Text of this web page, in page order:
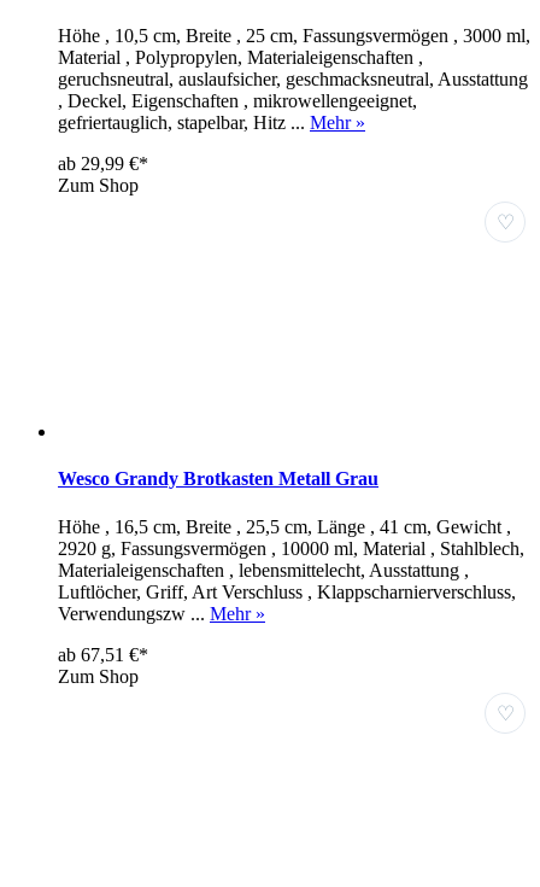
Höhe , 10,5 cm, Breite , 25 cm, Fassungsvermögen , 3000 ml,
Material , Polypropylen, Materialeigenschaften ,
geruchsneutral, auslaufsicher, geschmacksneutral, Ausstattung
, Deckel, Eigenschaften , mikrowellengeeignet,
gefriertauglich, stapelbar, Hitz ... Mehr »
ab 29,99 €*
Zum Shop
♡
Wesco Grandy Brotkasten Metall Grau
Höhe , 16,5 cm, Breite , 25,5 cm, Länge , 41 cm, Gewicht ,
2920 g, Fassungsvermögen , 10000 ml, Material , Stahlblech,
Materialeigenschaften , lebensmittelecht, Ausstattung ,
Luftlöcher, Griff, Art Verschluss , Klappscharnierverschluss,
Verwendungszw ... Mehr »
ab 67,51 €*
Zum Shop
♡